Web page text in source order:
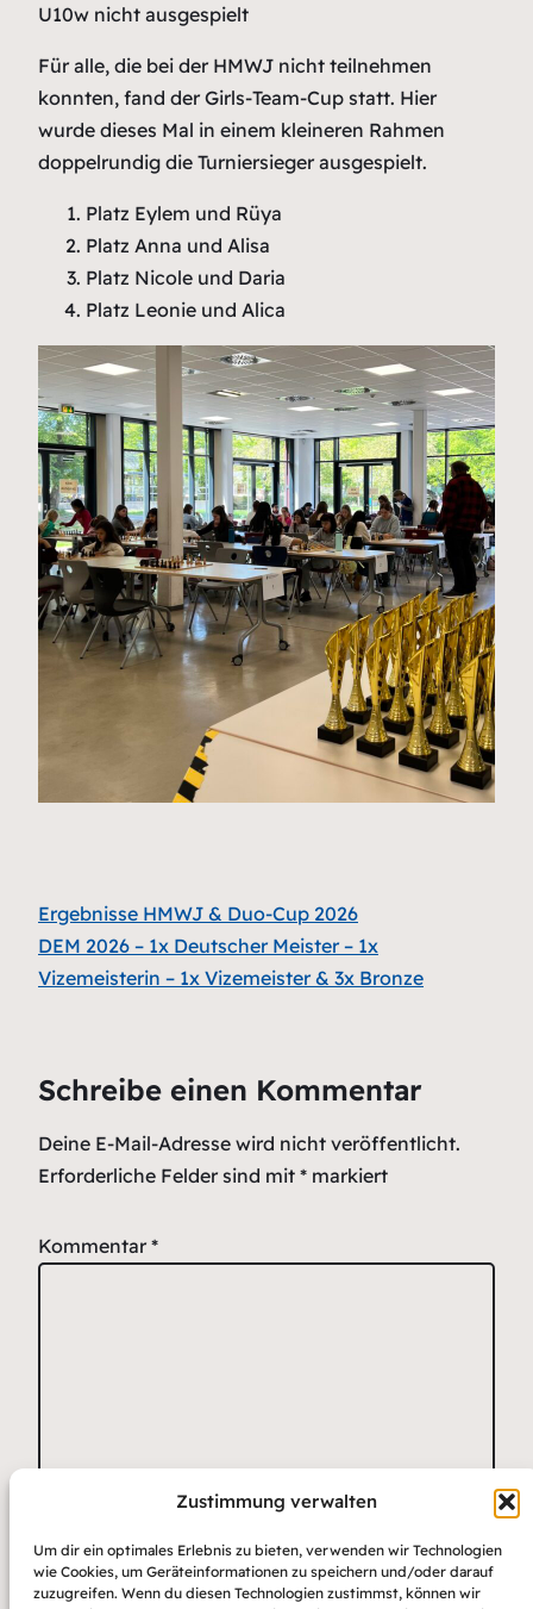
Zustimmung verwalten
Um dir ein optimales Erlebnis zu bieten, verwenden wir Technologien
wie Cookies, um Geräteinformationen zu speichern und/oder darauf
zuzugreifen. Wenn du diesen Technologien zustimmst, können wir
U10w nicht ausgespielt
Für alle, die bei der HMWJ nicht teilnehmen
konnten, fand der Girls-Team-Cup statt. Hier
wurde dieses Mal in einem kleineren Rahmen
doppelrundig die Turniersieger ausgespielt.
Platz Eylem und Rüya
Platz Anna und Alisa
Platz Nicole und Daria
Platz Leonie und Alica
Ergebnisse HMWJ & Duo-Cup 2026
DEM 2026 – 1x Deutscher Meister – 1x
Vizemeisterin – 1x Vizemeister & 3x Bronze
Schreibe einen Kommentar
Deine E-Mail-Adresse wird nicht veröffentlicht.
Erforderliche Felder sind mit * markiert
Kommentar *
Name
E-Mail-Adresse
*
Website